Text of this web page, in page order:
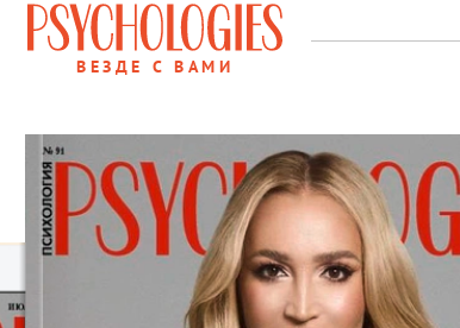
ВЕЗДЕ С ВАМИ